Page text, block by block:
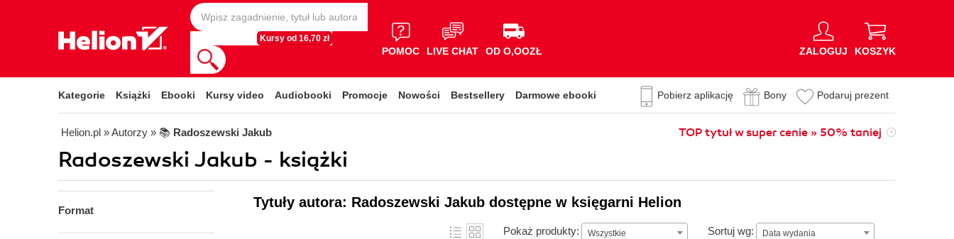
Kursy od 16,70 zł
POMOC LIVE CHAT OD O,OOZŁ ZALOGUJ KOSZYK
Kategorie Książki Ebooki Kursy video Audiobooki Promocje Nowości Bestsellery Darmowe ebooki Pobierz aplikację Bony Podaruj prezent
Helion.pl » Autorzy » 📚 Radoszewski Jakub TOP tytuł w super cenie » 50% taniej
Radoszewski Jakub - książki
Format
Tytuły autora: Radoszewski Jakub dostępne w księgarni Helion
Pokaż produkty: Wszystkie Sortuj wg: Data wydania
Data wydania